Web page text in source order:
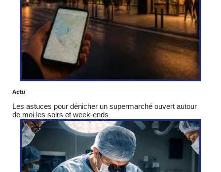
Actu
Les astuces pour dénicher un supermarché ouvert autour
de moi les soirs et week-ends